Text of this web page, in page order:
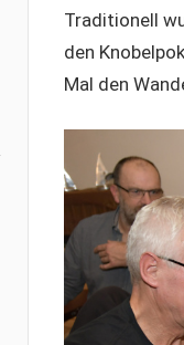
Traditionell
den
Mal den